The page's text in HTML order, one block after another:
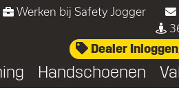
Werken bij Safety Jogger
Dealer
Handschoenen